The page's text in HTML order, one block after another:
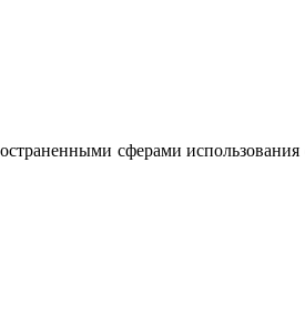
сферами